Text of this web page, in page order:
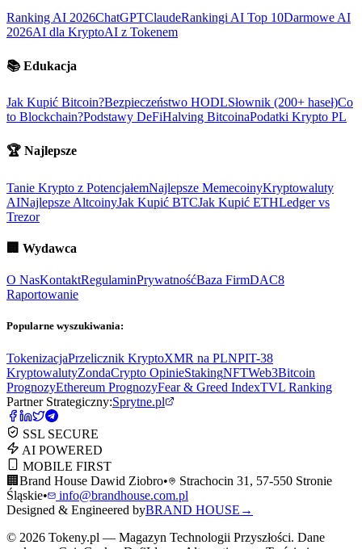
Ranking AI 2026ChatGPTClaudeRankingi AI Top 10Darmowe AI
2026AI dla KryptoAI z Tokenem
📚 Edukacja
Jak Kupić Bitcoin?Bezpieczeństwo HODLSłownik (200+ haseł)Co
to Blockchain?Podstawy DeFiHalving BitcoinaPodatki Krypto PL
🏆 Najlepsze
Tanie Krypto z PotencjałemNajlepsze MemecoinyKryptowaluty
AINajlepsze AltcoinyJak Kupić BTCJak Kupić ETHLedger vs
Trezor
🏢 Wydawca
O NasKontaktRegulaminPrywatnośćBaza FirmDAC8
Raportowanie
Popularne wyszukiwania:
TokenizacjaPrzelicznik KryptoXMR na PLNPIT-38
KryptowalutyZondaCrypto OpinieStakingNFTWeb3Bitcoin
PrognozyEthereum PrognozyFear & Greed IndexTVL Ranking
Partner Strategiczny:Sprytne.pl
SSL SECURE
AI POWERED
MOBILE FIRST
🏢 Brand House Dawid Ziobro•
Strachocin 31, 57-550 Stronie
Śląskie•
info@brandhouse.com.pl
Designed & Engineered byBRAND HOUSE →
© 2026 Tokeny.pl — Magazyn Technologii Przyszłości. Dane